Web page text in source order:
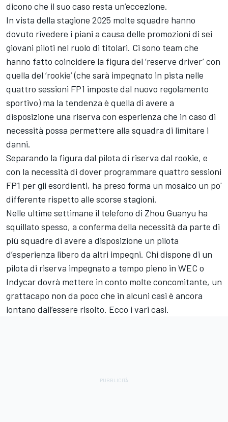
dicono che il suo caso resta un’eccezione.
In vista della stagione 2025 molte squadre hanno
dovuto rivedere i piani a causa delle promozioni di sei
giovani piloti nel ruolo di titolari. Ci sono team che
hanno fatto coincidere la figura del ‘reserve driver’ con
quella del ‘rookie’ (che sarà impegnato in pista nelle
quattro sessioni FP1 imposte dal nuovo regolamento
sportivo) ma la tendenza è quella di avere a
disposizione una riserva con esperienza che in caso di
necessità possa permettere alla squadra di limitare i
danni.
Separando la figura dal pilota di riserva dal rookie, e
con la necessità di dover programmare quattro sessioni
FP1 per gli esordienti, ha preso forma un mosaico un po'
differente rispetto alle scorse stagioni.
Nelle ultime settimane il telefono di Zhou Guanyu ha
squillato spesso, a conferma della necessità da parte di
più squadre di avere a disposizione un pilota
d’esperienza libero da altri impegni. Chi dispone di un
pilota di riserva impegnato a tempo pieno in WEC o
Indycar dovrà mettere in conto molte concomitante, un
grattacapo non da poco che in alcuni casi è ancora
lontano dall’essere risolto. Ecco i vari casi.